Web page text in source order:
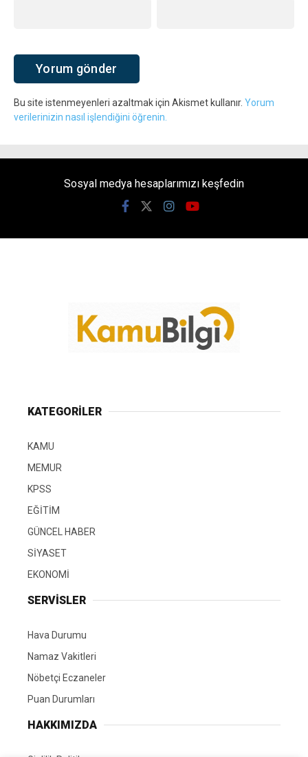
Bu site istenmeyenleri azaltmak için Akismet kullanır. Yorum
verilerinizin nasıl işlendiğini öğrenin.
Sosyal medya hesaplarımızı keşfedin
KATEGORİLER
KAMU
MEMUR
KPSS
EĞİTİM
GÜNCEL HABER
SİYASET
EKONOMİ
SERVİSLER
Hava Durumu
Namaz Vakitleri
Nöbetçi Eczaneler
Puan Durumları
HAKKIMIZDA